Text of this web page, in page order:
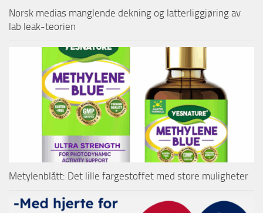
Norsk medias manglende dekning og latterliggjøring av
lab leak-teorien
Metylenblått: Det lille fargestoffet med store muligheter